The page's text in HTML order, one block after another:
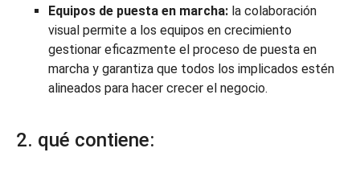
Equipos de puesta en marcha: la colaboración
visual permite a los equipos en crecimiento
gestionar eficazmente el proceso de puesta en
marcha y garantiza que todos los implicados estén
alineados para hacer crecer el negocio.
2. qué contiene: